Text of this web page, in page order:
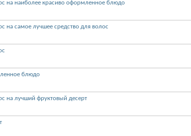
на наиболее красиво оформленное блюдо
на самое лучшее средство для волос
блюдо
на лучший фруктовый десерт